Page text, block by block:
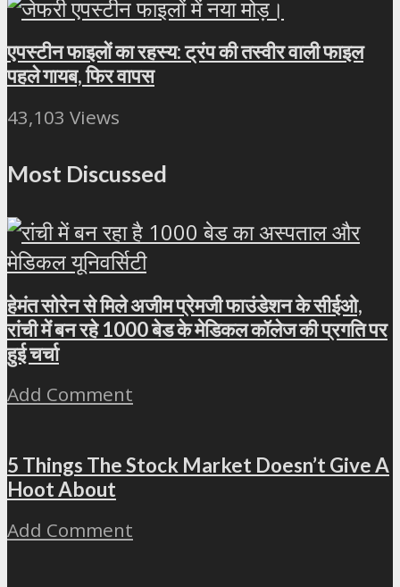
एपस्टीन फाइलों का रहस्य: ट्रंप की तस्वीर वाली फाइल
पहले गायब, फिर वापस
43,103 Views
Most Discussed
हेमंत सोरेन से मिले अजीम प्रेमजी फाउंडेशन के सीईओ,
रांची में बन रहे 1000 बेड के मेडिकल कॉलेज की प्रगति पर
हुई चर्चा
Add Comment
5 Things The Stock Market Doesn’t Give A
Hoot About
Add Comment